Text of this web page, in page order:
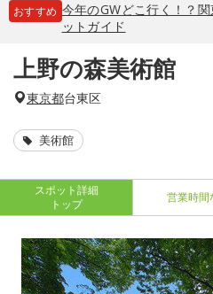
おすすめ 今年のGWどこ行く！？
ットガイド
上野の森美術館
東京都台東区
美術館
スポット詳細
トップ
営業時間